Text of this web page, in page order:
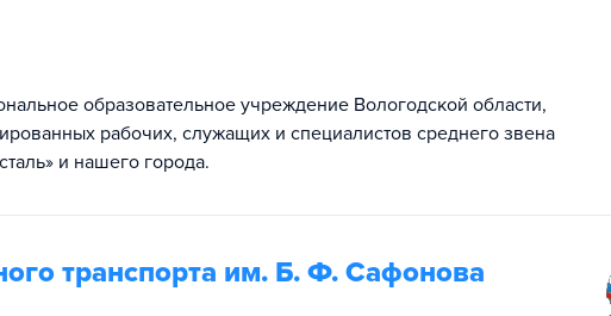
образовательное учреждение Вологодской области,
рабочих, служащих и специалистов среднего звена
и нашего города.
транспорта им. Б. Ф. Сафонова